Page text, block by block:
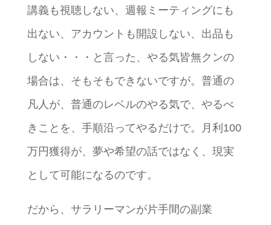
講義も視聴しない、週報ミーティングにも
出ない、アカウントも開設しない、出品も
しない・・・と言った、やる気皆無クンの
場合は、そもそもできないですが。普通の
凡人が、普通のレベルのやる気で、やるべ
きことを、手順沿ってやるだけで。月利100
万円獲得が、夢や希望の話ではなく、現実
として可能になるのです。
だから、サラリーマンが片手間の副業